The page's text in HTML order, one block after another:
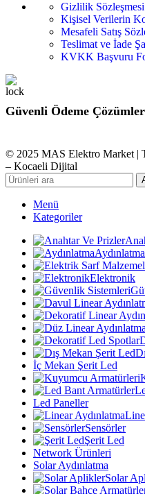
Gizlilik Sözleşmesi
Kişisel Verilerin
Mesafeli Satış
Teslimat ve İade
KVKK Başvuru
Güvenli Ödeme
© 2025 MAS Elektro Market |
– Kocaeli Dijital
Menü
Kategoriler
Aydınlatma
Elektronik
İç Mekan Şerit Led
Led Paneller
Sensörler
Şerit Led
Network Ürünleri
Solar Aydınlatma
Solar